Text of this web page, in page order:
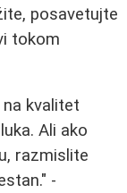
posavetujte
tokom
kvalitet
Ali ako
razmislite
-